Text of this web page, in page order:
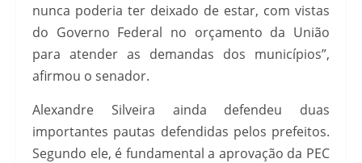
nunca poderia ter deixado de estar, com vistas
do Governo Federal no orçamento da União
para atender as demandas dos municípios”,
afirmou o senador.
Alexandre Silveira ainda defendeu duas
importantes pautas defendidas pelos prefeitos.
Segundo ele, é fundamental a aprovação da PEC